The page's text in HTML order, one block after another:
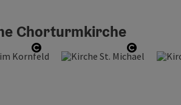
Chorturmkirche
Copyright öffnen